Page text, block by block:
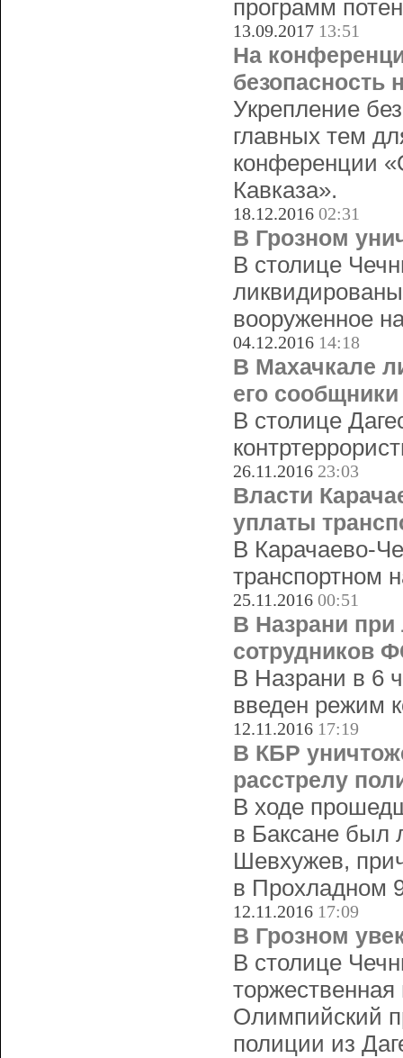
программ
13.09.2017 13:51
На
безопасность
Укрепление
главных тем
конференции
Кавказа».
18.12.2016 02:31
В Грозном
В столице
вооруженное
04.12.2016 14:18
В Махачкале
его сообщники
В столице
26.11.2016 23:03
Власти
уплаты
В Карачаево-
транспортном
25.11.2016 00:51
В Назрани при
сотрудников
В Назрани в 6
введен режим
12.11.2016 17:19
В КБР
расстрелу
В ходе
в Баксане был
Шевхужев,
в Прохладном
12.11.2016 17:09
В Грозном
В столице
Олимпийский
полиции из